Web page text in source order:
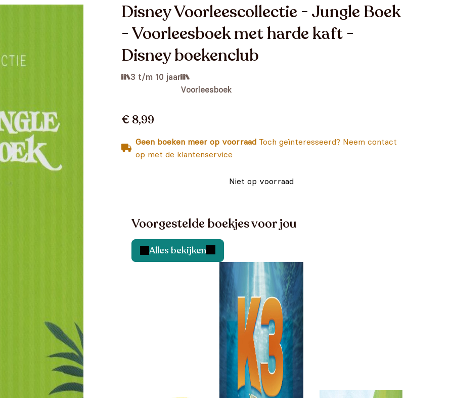
Disney Voorleescollectie - Jungle Boek
- Voorleesboek met harde kaft -
Disney boekenclub
3 t/m 10 jaar
Voorleesboek
€ 8,99
Geen boeken meer op voorraad Toch geïnteresseerd? Neem contact
op met de klantenservice
Niet op voorraad
Voorgestelde boekjes voor jou
Alles bekijken